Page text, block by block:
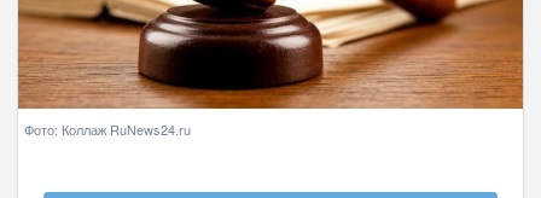
Фото: Коллаж RuNews24.ru